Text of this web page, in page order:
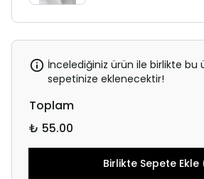
İncelediğiniz ürün ile birlikte bu
sepetinize eklenecektir!
Toplam
₺ 55.00
Birlikte Sepete Ekle